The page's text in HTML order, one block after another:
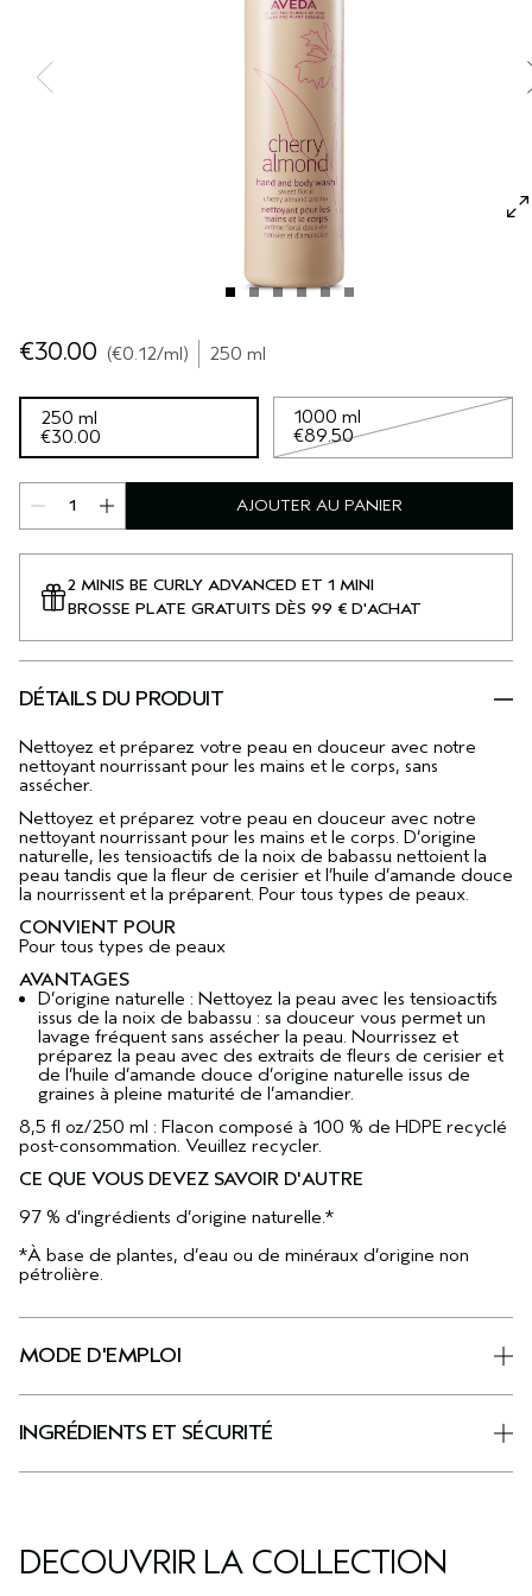
SÉRUM POUR LES CHEVEUX
CUIR CHEVELU SENSIBLE
PURE ABUNDANCE
TOUTES LES COLLECTIONS
€30.00 €0.12/ml 250 ml
250 ml
€30.00
1000 ml
€89.50
AJOUTER AU PANIER
2 MINIS BE CURLY ADVANCED ET 1 MINI
BROSSE PLATE GRATUITS DÈS 99 € D'ACHAT
DÉTAILS DU PRODUIT
Nettoyez et préparez votre peau en douceur avec notre
nettoyant nourrissant pour les mains et le corps, sans
assécher.
Nettoyez et préparez votre peau en douceur avec notre
nettoyant nourrissant pour les mains et le corps. D’origine
naturelle, les tensioactifs de la noix de babassu nettoient la
peau tandis que la fleur de cerisier et l’huile d’amande douce
la nourrissent et la préparent. Pour tous types de peaux.
CONVIENT POUR
Pour tous types de peaux
AVANTAGES
D’origine naturelle : Nettoyez la peau avec les tensioactifs
issus de la noix de babassu : sa douceur vous permet un
lavage fréquent sans assécher la peau. Nourrissez et
préparez la peau avec des extraits de fleurs de cerisier et
de l’huile d’amande douce d’origine naturelle issus de
graines à pleine maturité de l’amandier.
8,5 fl oz/250 ml : Flacon composé à 100 % de HDPE recyclé
post-consommation. Veuillez recycler.
CE QUE VOUS DEVEZ SAVOIR D'AUTRE
97 % d’ingrédients d’origine naturelle.*
*À base de plantes, d’eau ou de minéraux d’origine non
pétrolière.
MODE D'EMPLOI
INGRÉDIENTS ET SÉCURITÉ
DÉCOUVRIR LA COLLECTION